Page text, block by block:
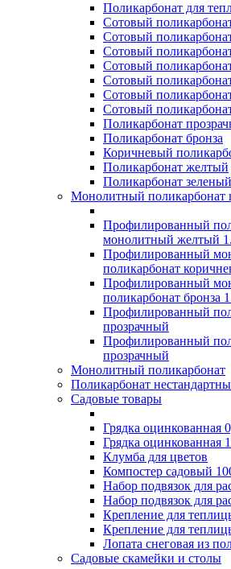
Поликарбонат для
Сотовый
Сотовый
Сотовый
Сотовый
Сотовый
Сотовый
Сотовый
Поликарбонат
Поликарбонат бронза
Коричневый
Поликарбонат желтый
Поликарбонат зеленый
Монолитный поликарбонат
Профилированный
монолитный желтый
Профилированный
поликарбонат
Профилированный
поликарбонат бронза
Профилированный
прозрачный
Профилированный
прозрачный
Монолитный поликарбонат
Поликарбонат
Садовые товары
Грядка оцинкованная
Грядка оцинкованная
Клумба для цветов
Компостер садовый
Набор подвязок для
Набор подвязок для
Крепление для
Крепление для
Лопата снеговая из
Садовые скамейки и столы